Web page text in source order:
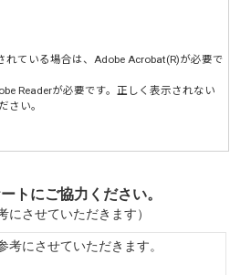
れている場合は、Adobe Acrobat(R)が必要で
Readerが必要です。正しく表示されない
さい。